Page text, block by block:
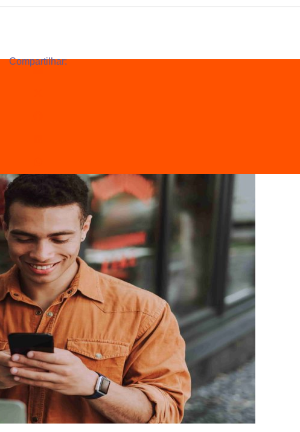
Compartilhar: